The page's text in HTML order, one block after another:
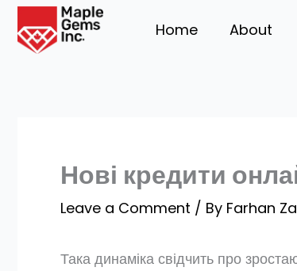
Skip
content
Home About
Нові кредити
Leave a Comment / By Farhan
Така динаміка свідчить про